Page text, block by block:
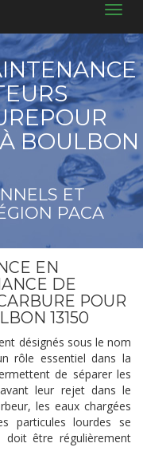
BOULBON
ET
PACA
EN
DE
POUR
13150
désignés sous le nom
rôle essentiel dans la
de séparer les
leur rejet dans le
les eaux chargées
particules lourdes se
être régulièrement